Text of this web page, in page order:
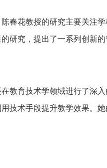
春花教授的研究主要关注
研究，提出了一系列创新
教育技术学领域进行了深
技术手段提升教学效果。